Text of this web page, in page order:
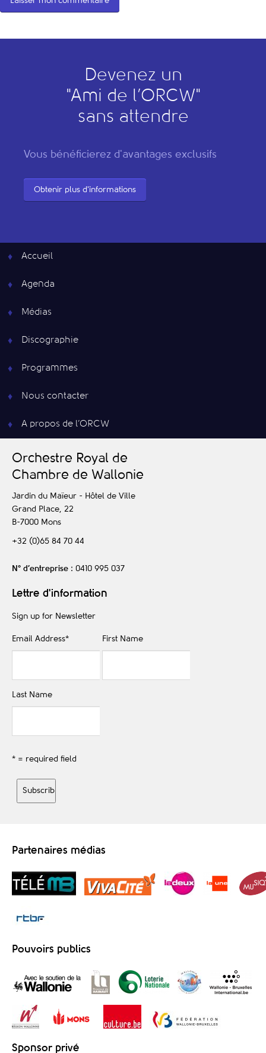
Devenez un
"Ami de l’ORCW"
sans attendre
Vous bénéficierez d'avantages exclusifs
Obtenir plus d'informations
Accueil
Agenda
Médias
Discographie
Programmes
Nous contacter
A propos de l’ORCW
Orchestre Royal de
Chambre de Wallonie
Jardin du Maïeur - Hôtel de Ville
Grand Place, 22
B-7000 Mons
+32 (0)65 84 70 44
N° d’entreprise : 0410 995 037
Lettre d'information
Sign up for Newsletter
Email Address* First Name
Last Name
* = required field
Partenaires médias
Pouvoirs publics
Sponsor privé